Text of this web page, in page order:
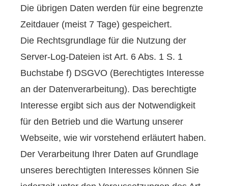
Die übrigen Daten werden für eine begrenzte
Zeitdauer (meist 7 Tage) gespeichert.
Die Rechtsgrundlage für die Nutzung der
Server-Log-Dateien ist Art. 6 Abs. 1 S. 1
Buchstabe f) DSGVO (Berechtigtes Interesse
an der Datenverarbeitung). Das berechtigte
Interesse ergibt sich aus der Notwendigkeit
für den Betrieb und die Wartung unserer
Webseite, wie wir vorstehend erläutert haben.
Der Verarbeitung Ihrer Daten auf Grundlage
unseres berechtigten Interesses können Sie